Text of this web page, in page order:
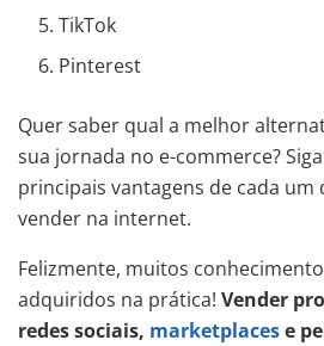
TikTok
Pinterest
Quer saber qual a melhor
sua jornada no e-commerce?
principais vantagens de cada um
vender na internet.
Felizmente, muitos
adquiridos na prática! Vender
redes sociais, marketplacese